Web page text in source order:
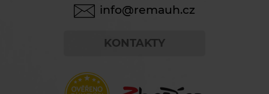
info@remauh.cz
KONTAKTY